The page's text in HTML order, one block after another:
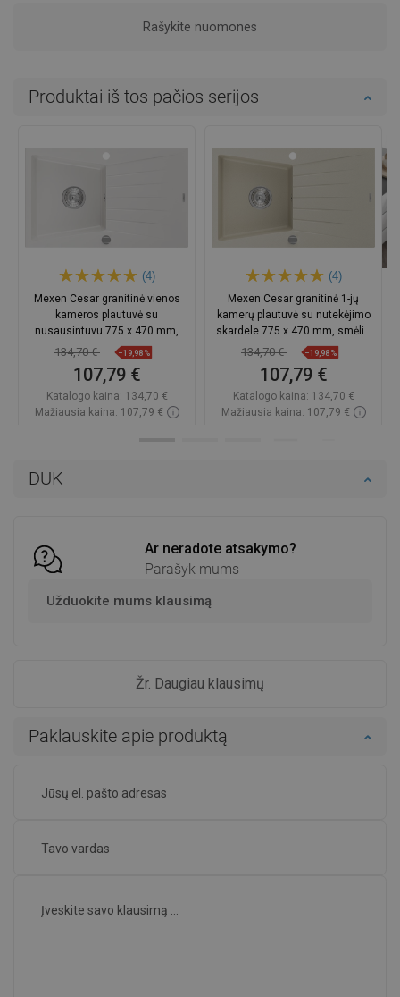
DUK
Ar neradote atsakymo?
Parašyk mums
Užduokite mums klausimą
Žr. Daugiau klausimų
Rašykite nuomones
Paklauskite apie produktą
Produktai iš tos pačios serijos
(4)
Mexen Cesar granitinė vienos
kameros plautuvė su
nusausintuvu 775 x 470 mm,
balta, chromuotas sifonas -
134,70 € −19,98%
107,79 €
Katalogo kaina: 134,70 €
Mažiausia kaina: 107,79 €
(4)
Mexen Cesar granitinė 1-jų
kamerų plautuvė su nutekėjimo
skardele 775 x 470 mm, smėlio
spalvos, chromuotas sifonas
134,70 € −19,98%
107,79 €
Katalogo kaina: 134,70 €
Mažiausia kaina: 107,79 €